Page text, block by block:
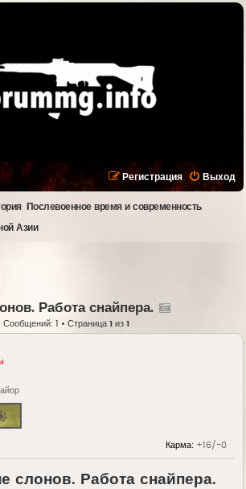
Выход
Регистрация
Послевоенное время и современность
Азии
Работа снайпера.
Сообщений: 1 • Страница 1из 1
Карма: +16/-0
слонов. Работа снайпера.